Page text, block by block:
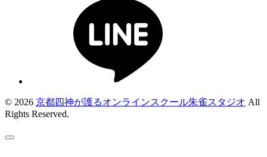
© 2026 京都四神が護るオンラインスクール朱雀スタジオ All
Rights Reserved.